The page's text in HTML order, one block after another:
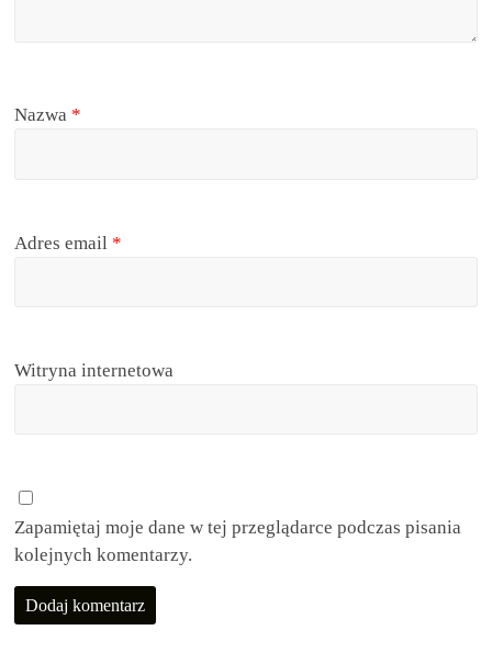
Nazwa *
Adres email *
Witryna internetowa
Zapamiętaj moje dane w tej przeglądarce podczas pisania
kolejnych komentarzy.